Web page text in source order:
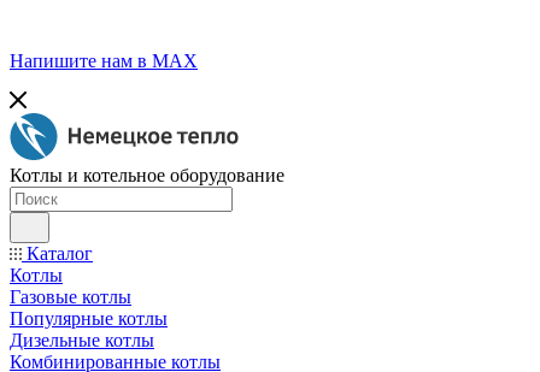
Напишите нам в МАХ
Котлы и котельное оборудование
Каталог
Котлы
Газовые котлы
Популярные котлы
Дизельные котлы
Комбинированные котлы